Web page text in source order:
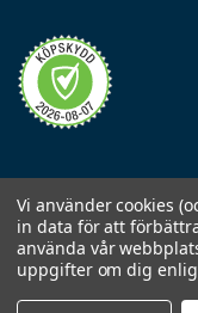
Vi använder cookies
in data för att
använda vår
uppgifter om dig